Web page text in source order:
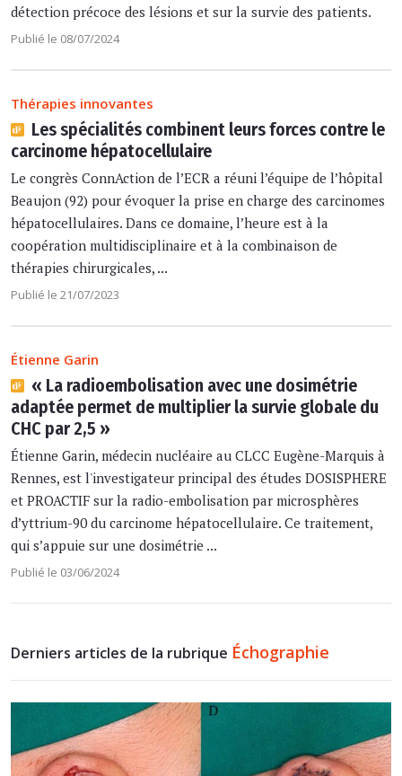
détection précoce des lésions et sur la survie des patients.
Publié le 08/07/2024
Thérapies innovantes
Les spécialités combinent leurs forces contre le
carcinome hépatocellulaire
Le congrès ConnAction de l’ECR a réuni l’équipe de l’hôpital
Beaujon (92) pour évoquer la prise en charge des carcinomes
hépatocellulaires. Dans ce domaine, l’heure est à la
coopération multidisciplinaire et à la combinaison de
thérapies chirurgicales, ...
Publié le 21/07/2023
Étienne Garin
« La radioembolisation avec une dosimétrie
adaptée permet de multiplier la survie globale du
CHC par 2,5 »
Étienne Garin, médecin nucléaire au CLCC Eugène-Marquis à
Rennes, est l'investigateur principal des études DOSISPHERE
et PROACTIF sur la radio-embolisation par microsphères
d’yttrium-90 du carcinome hépatocellulaire. Ce traitement,
qui s’appuie sur une dosimétrie ...
Publié le 03/06/2024
Derniers articles de la rubrique Échographie